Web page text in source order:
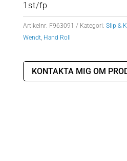
1st/fp
Artikelnr: F963091 Kategori: Slip &
Wendt, Hand Roll
KONTAKTA MIG OM